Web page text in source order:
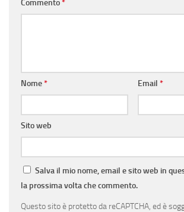
Commento*
Nome* Email *
Sito web
Salva il mio nome, email e sito web in
la prossima volta che commento.
Questo sito è protetto da reCAPTCHA, ed è